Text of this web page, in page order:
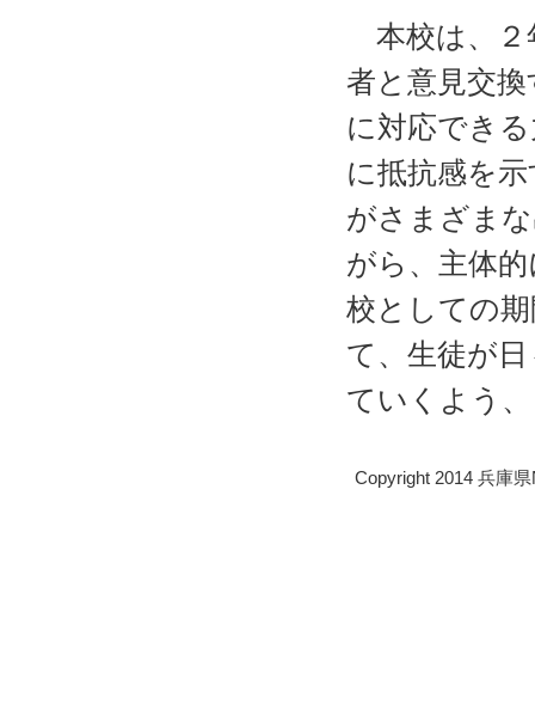
本校は、２
者と意見交
に対応でき
に抵抗感を
がさまざま
がら、主体
校としての
て、生徒が
ていくよう
Copyright 2014 兵庫